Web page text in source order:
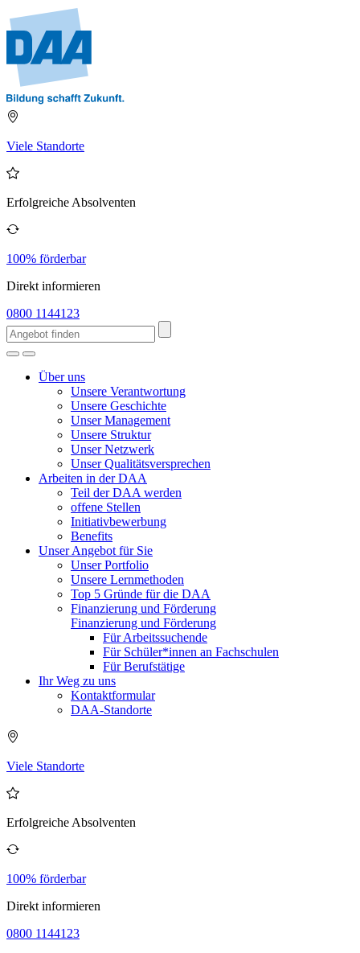
Viele Standorte
Erfolgreiche Absolventen
100% förderbar
Direkt informieren
0800 1144123
Über uns
Unsere Verantwortung
Unsere Geschichte
Unser Management
Unsere Struktur
Unser Netzwerk
Unser Qualitätsversprechen
Arbeiten in der DAA
Teil der DAA werden
offene Stellen
Initiativbewerbung
Benefits
Unser Angebot für Sie
Unser Portfolio
Unsere Lernmethoden
Top 5 Gründe für die DAA
Finanzierung und Förderung
Finanzierung und Förderung
Für Arbeitssuchende
Für Schüler*innen an Fachschulen
Für Berufstätige
Ihr Weg zu uns
Kontaktformular
DAA-Standorte
Viele Standorte
Erfolgreiche Absolventen
100% förderbar
Direkt informieren
0800 1144123